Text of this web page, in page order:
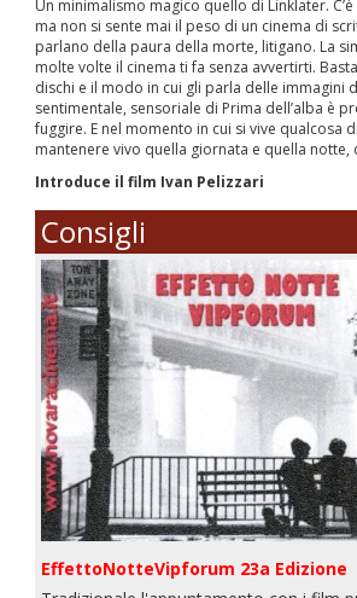
Un minimalismo magico quello di Linklater.
ma non si sente mai il peso di un cinema di
parlano della paura della morte, litigano. La
molte volte il cinema ti fa senza avvertirti.
dischi e il modo in cui gli parla delle immagini
sentimentale, sensoriale di Prima dell’alba è
fuggire. E nel momento in cui si vive qualcosa
mantenere vivo quella giornata e quella
Introduce il film Ivan Pelizzari
Consigli
EffettoNotteVipforum 23a Edizione